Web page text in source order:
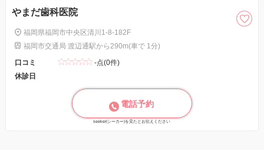
やまだ歯科医院
福岡県福岡市中央区清川1-8-182F
福岡市交通局 渡辺通駅から290m(車で 1分)
口コミ
-点(0件)
休診日
電話予約
seeker(シーカー)を見たとお伝えください